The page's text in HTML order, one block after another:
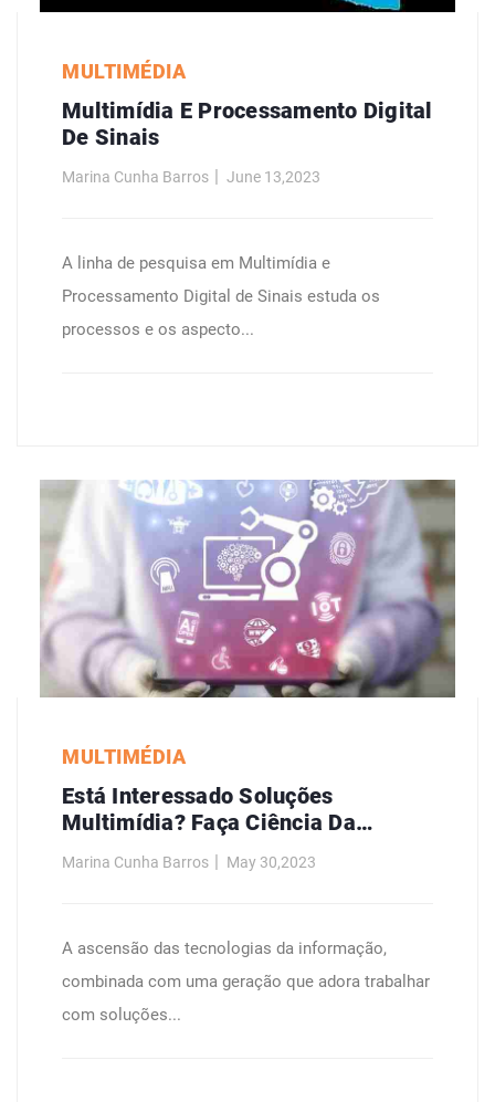
MULTIMÉDIA
Multimídia E Processamento Digital
De Sinais
Marina Cunha Barros June 13,2023
A linha de pesquisa em Multimídia e
Processamento Digital de Sinais estuda os
processos e os aspecto...
MULTIMÉDIA
Está Interessado Soluções
Multimídia? Faça Ciência Da
Marina Cunha Barros May 30,2023
A ascensão das tecnologias da informação,
combinada com uma geração que adora trabalhar
com soluções...